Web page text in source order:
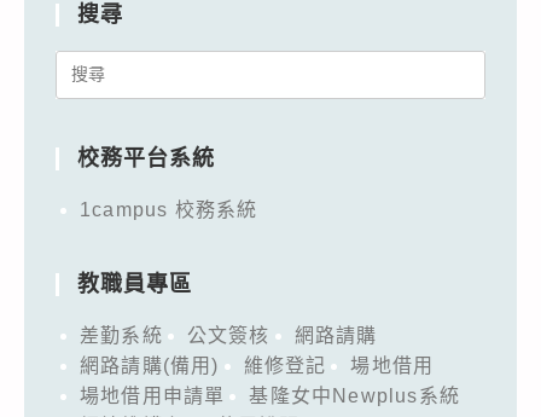
搜尋
Search
校務平台系統
1campus 校務系統
教職員專區
差勤系統 公文簽核
網路請購
網路請購(備用)
維修登記
場地借用
場地借用申請單
基隆女中Newplus系統